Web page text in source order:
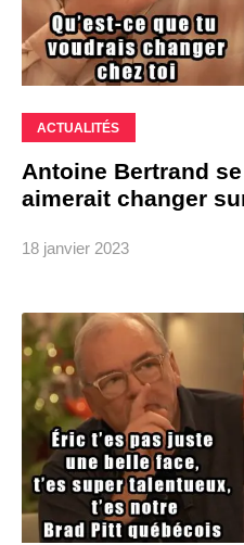
ACTUALITÉS
Antoine Bertrand
aimerait changer
18 janvier 2023